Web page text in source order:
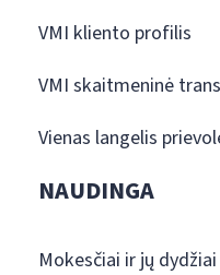
VMI kliento profilis
VMI skaitmeninė
Vienas langelis
NAUDINGA
Mokesčiai ir jų dydžiai